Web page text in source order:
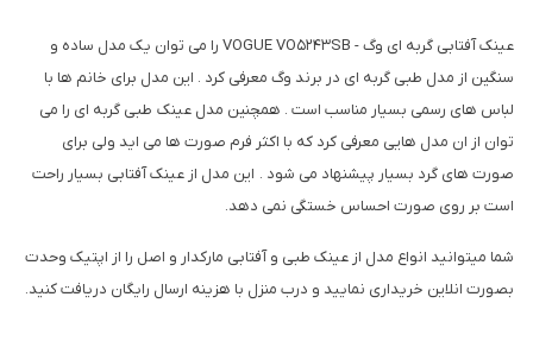
عینک آفتابی گربه ای وگ - VOGUE VO5243SB را می توان یک مدل ساده و
سنگین از مدل طبی گربه ای در برند وگ معرفی کرد . این مدل برای خانم ها با
لباس های رسمی بسیار مناسب است . همچنین مدل عینک طبی گربه ای را می
توان از ان مدل هایی معرفی کرد که با اکثر فرم صورت ها می اید ولی برای
صورت های گرد بسیار پیشنهاد می شود . این مدل از عینک آفتابی بسیار راحت
است بر روی صورت احساس خستگی نمی دهد.
شما میتوانید انواع مدل از عینک طبی و آفتابی مارکدار و اصل را از اپتیک وحدت
بصورت انلاین خریداری نمایید و درب منزل با هزینه ارسال رایگان دریافت کنید.